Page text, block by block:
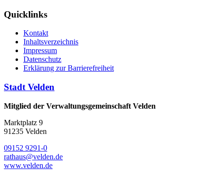
Quicklinks
Kontakt
Inhaltsverzeichnis
Impressum
Datenschutz
Erklärung zur Barrierefreiheit
Stadt Velden
Mitglied der Verwaltungsgemeinschaft Velden
Marktplatz 9
91235 Velden
09152 9291-0
rathaus@velden.de
www.velden.de